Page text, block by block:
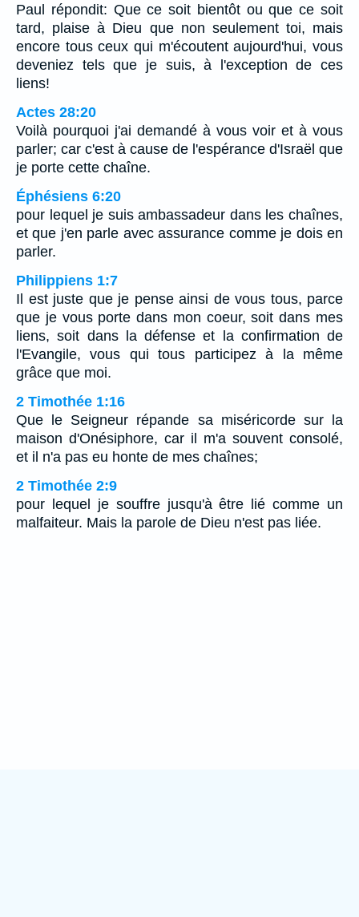
Paul répondit: Que ce soit bientôt ou que ce soit
tard, plaise à Dieu que non seulement toi, mais
encore tous ceux qui m'écoutent aujourd'hui, vous
deveniez tels que je suis, à l'exception de ces
liens!
Actes 28:20
Voilà pourquoi j'ai demandé à vous voir et à vous
parler; car c'est à cause de l'espérance d'Israël que
je porte cette chaîne.
Éphésiens 6:20
pour lequel je suis ambassadeur dans les chaînes,
et que j'en parle avec assurance comme je dois en
parler.
Philippiens 1:7
Il est juste que je pense ainsi de vous tous, parce
que je vous porte dans mon coeur, soit dans mes
liens, soit dans la défense et la confirmation de
l'Evangile, vous qui tous participez à la même
grâce que moi.
2 Timothée 1:16
Que le Seigneur répande sa miséricorde sur la
maison d'Onésiphore, car il m'a souvent consolé,
et il n'a pas eu honte de mes chaînes;
2 Timothée 2:9
pour lequel je souffre jusqu'à être lié comme un
malfaiteur. Mais la parole de Dieu n'est pas liée.